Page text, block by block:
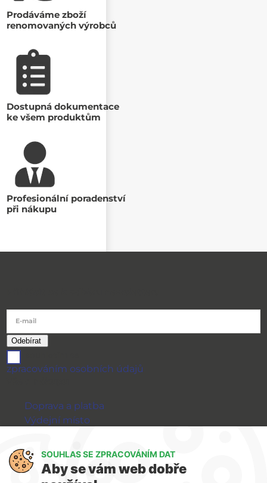
Prodáváme zboží
renomovaných výrobců
Dostupná dokumentace
ke všem produktům
Profesionální poradenství
při nákupu
E-mail
zpracováním osobních údajů
Doprava a platba
Výdejní místo
GDPR
WIRPO s.r.o.
SOUHLAS SE ZPRACOVÁNÍM DAT
Aby se vám web dobře